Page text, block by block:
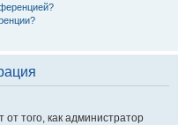
того, как администратор